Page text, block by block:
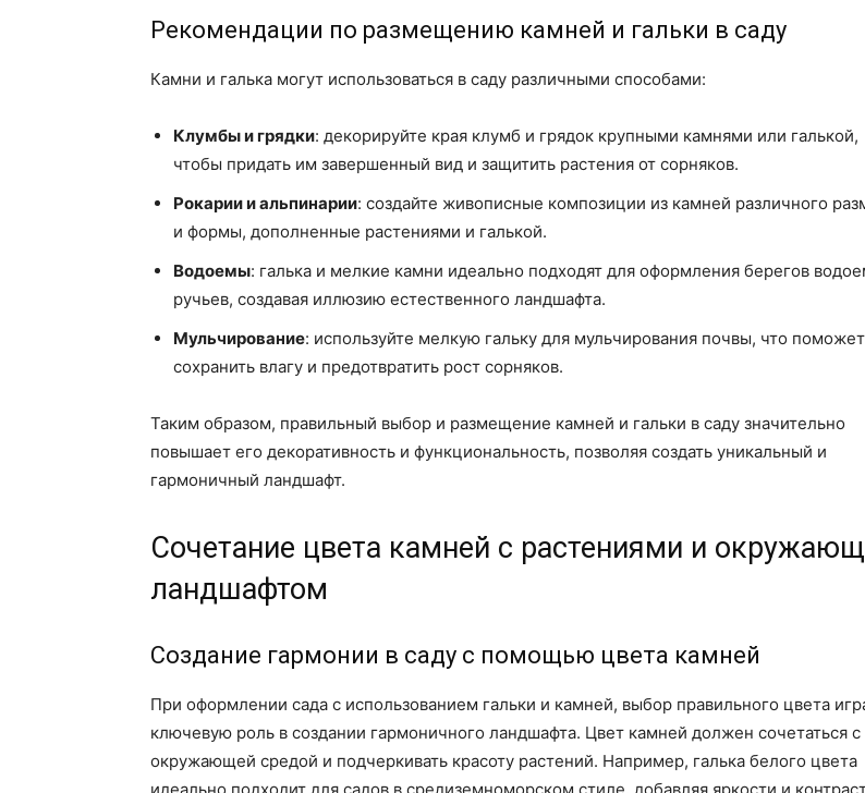
Рекомендации по размещению камней и гальки в саду
Камни и галька могут использоваться в саду различными способами:
Клумбы и грядки: декорируйте края клумб и грядок крупными камнями или галькой,
чтобы придать им завершенный вид и защитить растения от сорняков.
Рокарии и альпинарии: создайте живописные композиции из камней различного
и формы, дополненные растениями и галькой.
Водоемы: галька и мелкие камни идеально подходят для оформления берегов
ручьев, создавая иллюзию естественного ландшафта.
Мульчирование: используйте мелкую гальку для мульчирования почвы, что поможет
сохранить влагу и предотвратить рост сорняков.
Таким образом, правильный выбор и размещение камней и гальки в саду значительно
повышает его декоративность и функциональность, позволяя создать уникальный и
гармоничный ландшафт.
Сочетание цвета камней с растениями и
ландшафтом
Создание гармонии в саду с помощью цвета камней
При оформлении сада с использованием гальки и камней, выбор правильного цвета
ключевую роль в создании гармоничного ландшафта. Цвет камней должен сочетаться с
окружающей средой и подчеркивать красоту растений. Например, галька белого цвета